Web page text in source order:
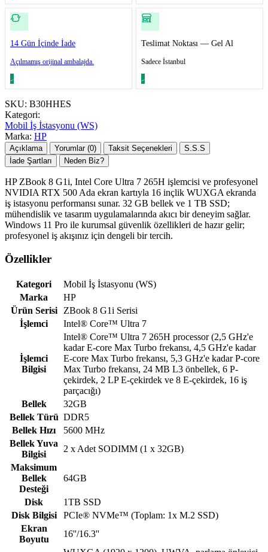
14 Gün İçinde İade
Açılmamış orijinal ambalajda.
Teslimat Noktası — Gel Al
Sadece İstanbul
SKU: B30HHES
Kategori:
Mobil İş İstasyonu (WS)
Marka: HP
Açıklama Yorumlar (0) Taksit Seçenekleri
S.S.S
İade Şartları
Neden Biz?
HP ZBook 8 G1i, Intel Core Ultra 7 265H işlemcisi ve profesyonel
NVIDIA RTX 500 Ada ekran kartıyla 16 inçlik WUXGA ekranda
iş istasyonu performansı sunar. 32 GB bellek ve 1 TB SSD;
mühendislik ve tasarım uygulamalarında akıcı bir deneyim sağlar.
Windows 11 Pro ile kurumsal güvenlik özellikleri de hazır gelir;
profesyonel iş akışınız için dengeli bir tercih.
Özellikler
Kategori
Mobil İş İstasyonu (WS)
Marka
HP
Ürün Serisi
ZBook 8 G1i Serisi
İşlemci
Intel® Core™ Ultra 7
İşlemci
Bilgisi
Intel® Core™ Ultra 7 265H processor (2,5 GHz'e
kadar E-core Max Turbo frekansı, 4,5 GHz'e kadar
E-core Max Turbo frekansı, 5,3 GHz'e kadar P-core
Max Turbo frekansı, 24 MB L3 önbellek, 6 P-
çekirdek, 2 LP E-çekirdek ve 8 E-çekirdek, 16 iş
parçacığı)
Bellek
32GB
Bellek Türü DDR5
Bellek Hızı
5600 MHz
Bellek Yuva
Bilgisi
2 x Adet SODIMM (1 x 32GB)
Maksimum
Bellek
Desteği
64GB
Disk
1TB SSD
Disk Bilgisi
PCIe® NVMe™ (Toplam: 1x M.2 SSD)
Ekran
Boyutu
16''/16.3''